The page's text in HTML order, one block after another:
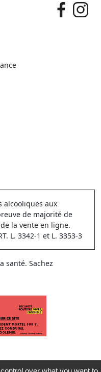
alcooliques aux
de majorité de
la vente en ligne.
L. 3342-1 et L. 3353-3
santé. Sachez